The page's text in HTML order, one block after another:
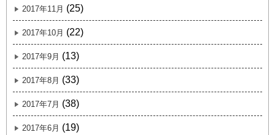
2017年11月 (25)
2017年10月 (22)
2017年9月 (13)
2017年8月 (33)
2017年7月 (38)
2017年6月 (19)